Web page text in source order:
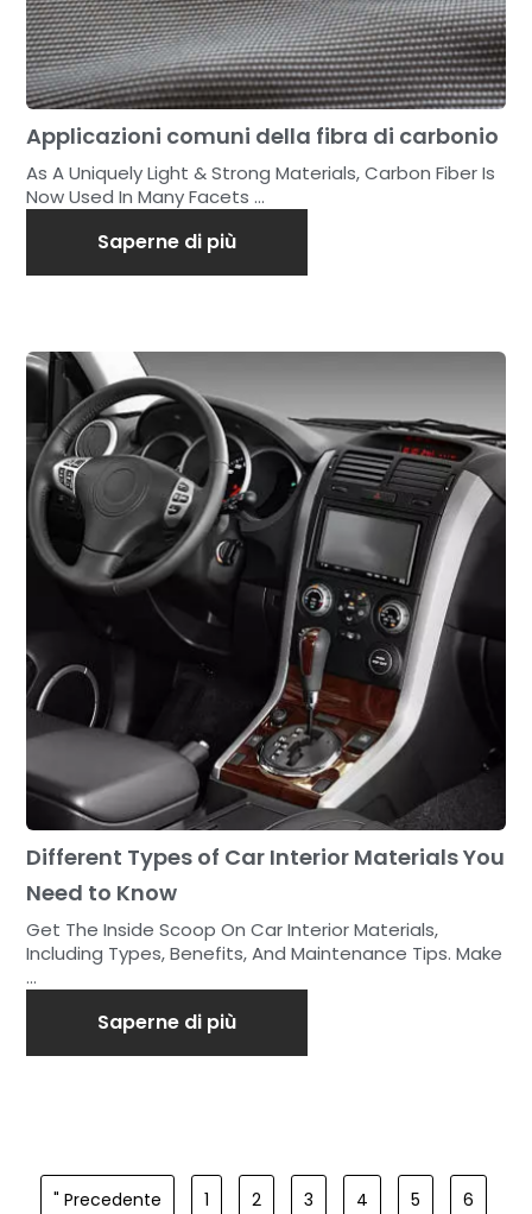
Applicazioni comuni della fibra di carbonio
As A Uniquely Light & Strong Materials, Carbon Fiber Is
Now Used In Many Facets ...
Saperne di più
Different Types of Car Interior Materials You
Need to Know
Get The Inside Scoop On Car Interior Materials,
Including Types, Benefits, And Maintenance Tips. Make
...
Saperne di più
" Precedente 1 2 3 4 5 6